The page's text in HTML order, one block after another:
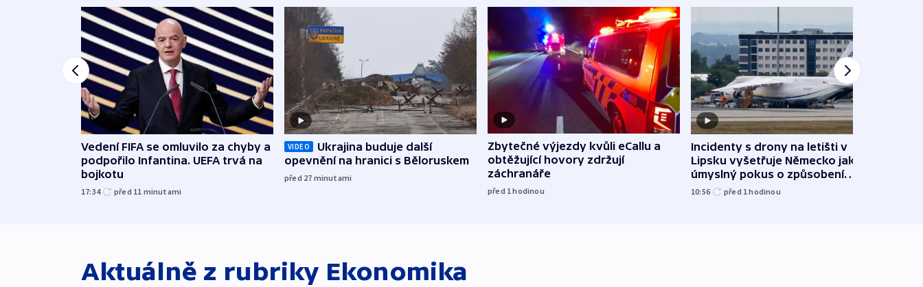
Vedení FIFA se omluvilo za chyby a
podpořilo Infantina. UEFA trvá na
bojkotu
17:34 před 11 minutami
VIDEO
Ukrajina buduje další
opevnění na hranici s Běloruskem
před 27 minutami
Zbytečné výjezdy kvůli eCallu a
obtěžující hovory zdržují
záchranáře
před 1hodinou
Incidenty s drony na letišti v
Lipsku vyšetřuje Německo jako
úmyslný pokus o způsobení
exploze
10:56 před 1hodinou
Aktuálně z rubriky Ekonomika